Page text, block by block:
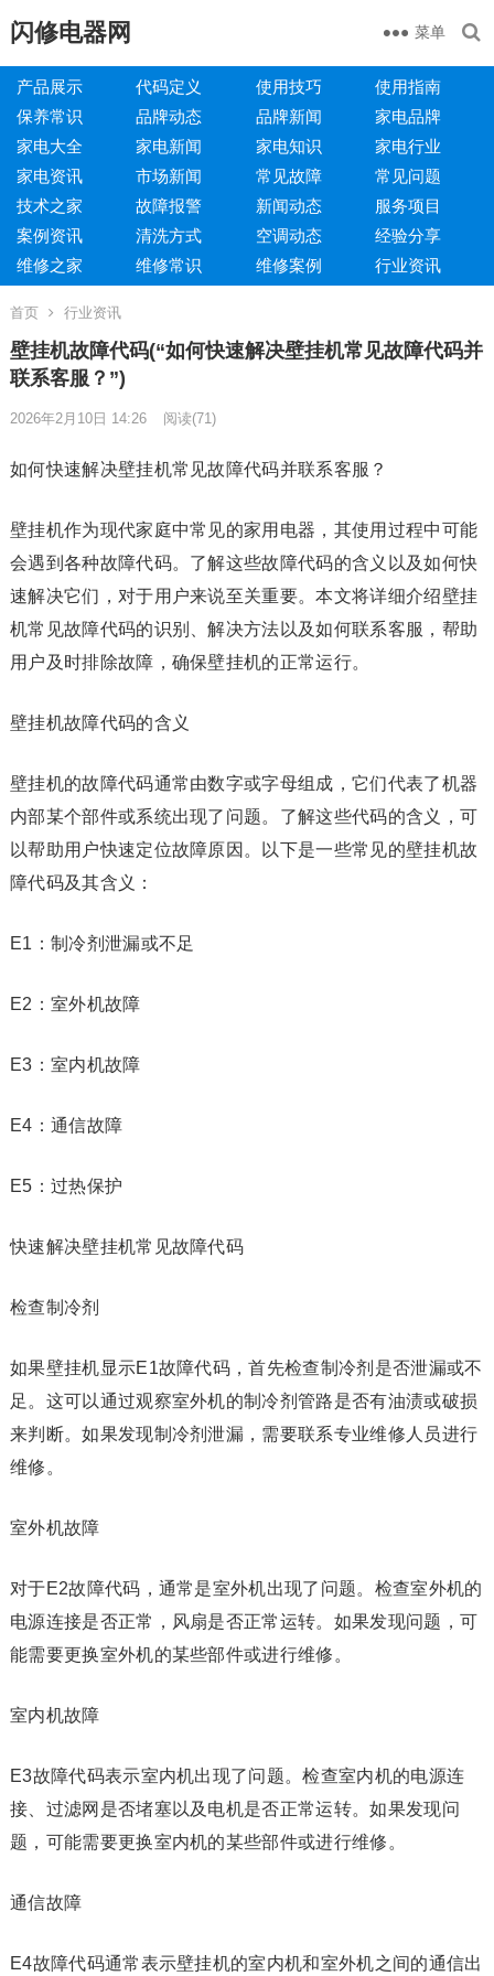
闪修电器网 菜单
产品展示 代码定义 使用技巧
使用指南
保养常识
品牌动态 品牌新闻
家电品牌
家电大全
家电新闻 家电知识
家电行业
家电资讯
市场新闻 常见故障
常见问题
技术之家
故障报警 新闻动态
服务项目
案例资讯
清洗方式 空调动态
经验分享
维修之家
维修常识 维修案例 行业资讯
首页 行业资讯
壁挂机故障代码(“如何快速解决壁挂机常见故障代码并
联系客服？”)
2026年2月10日 14:26 阅读(71)
如何快速解决壁挂机常见故障代码并联系客服？
壁挂机作为现代家庭中常见的家用电器，其使用过程中可能
会遇到各种故障代码。了解这些故障代码的含义以及如何快
速解决它们，对于用户来说至关重要。本文将详细介绍壁挂
机常见故障代码的识别、解决方法以及如何联系客服，帮助
用户及时排除故障，确保壁挂机的正常运行。
壁挂机故障代码的含义
壁挂机的故障代码通常由数字或字母组成，它们代表了机器
内部某个部件或系统出现了问题。了解这些代码的含义，可
以帮助用户快速定位故障原因。以下是一些常见的壁挂机故
障代码及其含义：
E1：制冷剂泄漏或不足
E2：室外机故障
E3：室内机故障
E4：通信故障
E5：过热保护
快速解决壁挂机常见故障代码
检查制冷剂
如果壁挂机显示E1故障代码，首先检查制冷剂是否泄漏或不
足。这可以通过观察室外机的制冷剂管路是否有油渍或破损
来判断。如果发现制冷剂泄漏，需要联系专业维修人员进行
维修。
室外机故障
对于E2故障代码，通常是室外机出现了问题。检查室外机的
电源连接是否正常，风扇是否正常运转。如果发现问题，可
能需要更换室外机的某些部件或进行维修。
室内机故障
E3故障代码表示室内机出现了问题。检查室内机的电源连
接、过滤网是否堵塞以及电机是否正常运转。如果发现问
题，可能需要更换室内机的某些部件或进行维修。
通信故障
E4故障代码通常表示壁挂机的室内机和室外机之间的通信出